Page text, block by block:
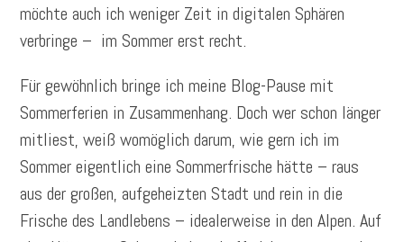
möchte auch ich weniger Zeit in digitalen Sphären
verbringe – im Sommer erst recht.
Für gewöhnlich bringe ich meine Blog-Pause mit
Sommerferien in Zusammenhang. Doch wer schon länger
mitliest, weiß womöglich darum, wie gern ich im
Sommer eigentlich eine Sommerfrische hätte – raus
aus der großen, aufgeheizten Stadt und rein in die
Frische des Landlebens – idealerweise in den Alpen. Auf